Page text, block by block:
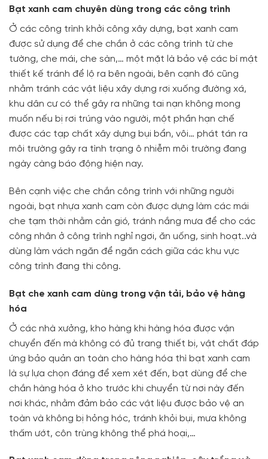
Bạt xanh cam chuyên dùng trong các công trình
Ở các công trình khởi công xây dựng, bạt xanh cam
được sử dụng để che chắn ở các công trình từ che
tường, che mái, che sàn,… một mặt là bảo vệ các bí mật
thiết kế tránh để lộ ra bên ngoài, bên cạnh đó cũng
nhằm tránh các vật liệu xây dựng rơi xuống đường xá,
khu dân cư có thể gây ra những tai nạn không mong
muốn nếu bị rơi trúng vào người, một phần hạn chế
được các tạp chất xây dựng bụi bẩn, vôi… phát tán ra
môi trường gây ra tình trạng ô nhiễm môi trường đang
ngày càng báo động hiện nay.
Bên cạnh việc che chắn công trình với những người
ngoài, bạt nhựa xanh cam còn được dựng làm các mái
che tạm thời nhằm cản gió, tránh nắng mưa để cho các
công nhân ở công trình nghỉ ngơi, ăn uống, sinh hoạt..và
dùng làm vách ngăn để ngăn cách giữa các khu vực
công trình đang thi công.
Bạt che xanh cam dùng trong vận tải, bảo vệ hàng
hóa
Ở các nhà xưởng, kho hàng khi hàng hóa được vận
chuyển đến mà không có đủ trang thiết bị, vật chất đáp
ứng bảo quản an toàn cho hàng hóa thì bạt xanh cam
là sự lựa chọn đáng để xem xét đến, bạt dùng để che
chắn hàng hóa ở kho trước khi chuyển từ nơi này đến
nơi khác, nhằm đảm bảo các vật liệu được bảo vệ an
toàn và không bị hỏng hóc, tránh khỏi bụi, mưa không
thấm ướt, côn trùng không thể phá hoại,…